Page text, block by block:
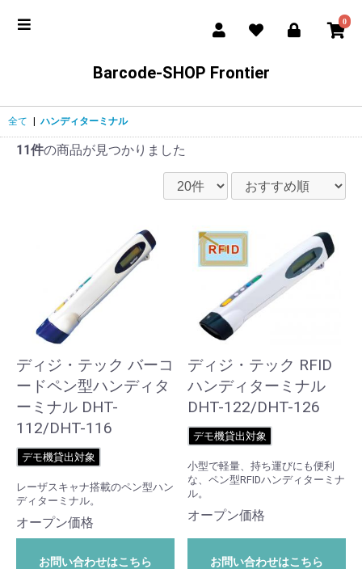
0
Barcode-SHOP Frontier
全て ハンディターミナル
11件の商品が見つかりました
ディジ・テック バーコ
ードペン型ハンディタ
ーミナル DHT-
112/DHT-116
デモ機貸出対象
レーザスキャナ搭載のペン型ハン
ディターミナル。
オープン価格
お問い合わせはこちら
ディジ・テック RFID
ハンディターミナル
DHT-122/DHT-126
デモ機貸出対象
小型で軽量、持ち運びにも便利
な、ペン型RFIDハンディターミナ
ル。
オープン価格
お問い合わせはこちら